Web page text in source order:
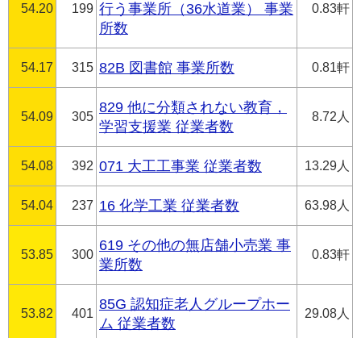
54.20 199 行う事業所（36水道業） 事業
所数
0.83軒
54.17 315 82B 図書館 事業所数 0.81軒
54.09 305
829 他に分類されない教育，
学習支援業 従業者数
8.72人
54.08 392 071 大工工事業 従業者数 13.29人
54.04 237 16 化学工業 従業者数 63.98人
53.85 300
619 その他の無店舗小売業 事
業所数
0.83軒
53.82 401
85G 認知症老人グループホー
ム 従業者数
29.08人